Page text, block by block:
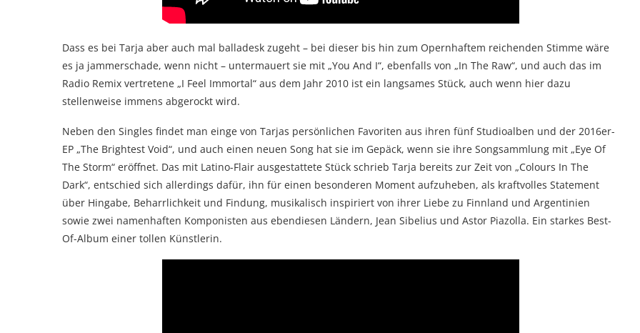
Dass es bei Tarja aber auch mal balladesk zugeht – bei dieser bis hin zum Opernhaftem reichenden Stimme wäre
es ja jammerschade, wenn nicht – untermauert sie mit „You And I“, ebenfalls von „In The Raw“, und auch das im
Radio Remix vertretene „I Feel Immortal“ aus dem Jahr 2010 ist ein langsames Stück, auch wenn hier dazu
stellenweise immens abgerockt wird.
Neben den Singles findet man einge von Tarjas persönlichen Favoriten aus ihren fünf Studioalben und der 2016er-
EP „The Brightest Void“, und auch einen neuen Song hat sie im Gepäck, wenn sie ihre Songsammlung mit „Eye Of
The Storm“ eröffnet. Das mit Latino-Flair ausgestattete Stück schrieb Tarja bereits zur Zeit von „Colours In The
Dark“, entschied sich allerdings dafür, ihn für einen besonderen Moment aufzuheben, als kraftvolles Statement
über Hingabe, Beharrlichkeit und Findung, musikalisch inspiriert von ihrer Liebe zu Finnland und Argentinien
sowie zwei namenhaften Komponisten aus ebendiesen Ländern, Jean Sibelius und Astor Piazolla. Ein starkes Best-
Of-Album einer tollen Künstlerin.